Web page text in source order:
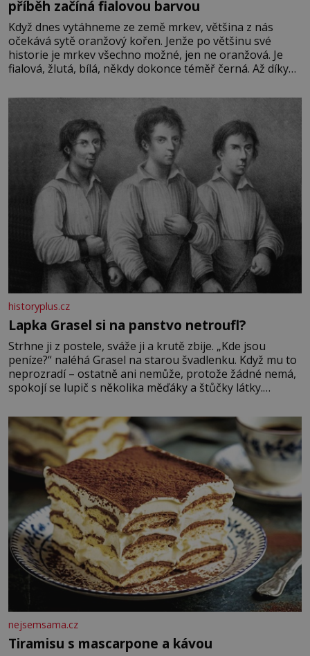
příběh začíná fialovou barvou
Když dnes vytáhneme ze země mrkev, většina z nás
očekává sytě oranžový kořen. Jenže po většinu své
historie je mrkev všechno možné, jen ne oranžová. Je
fialová, žlutá, bílá, někdy dokonce téměř černá. Až díky
bez které si českou zahradu ani nedokážeme představit.
historyplus.cz
Lapka Grasel si na panstvo netroufl?
Strhne ji z postele, sváže ji a krutě zbije. „Kde jsou
peníze?“ naléhá Grasel na starou švadlenku. Když mu to
neprozradí – ostatně ani nemůže, protože žádné nemá,
spokojí se lupič s několika měďáky a štůčky látky.
krutý. Jeho činy budí hrůzu ještě dlouho po jeho smrti
nejsemsama.cz
Tiramisu s mascarpone a kávou